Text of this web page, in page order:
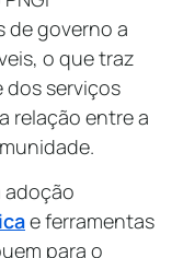
de governo a
o que traz
dos serviços
relação entre a
adoção
e ferramentas
para o